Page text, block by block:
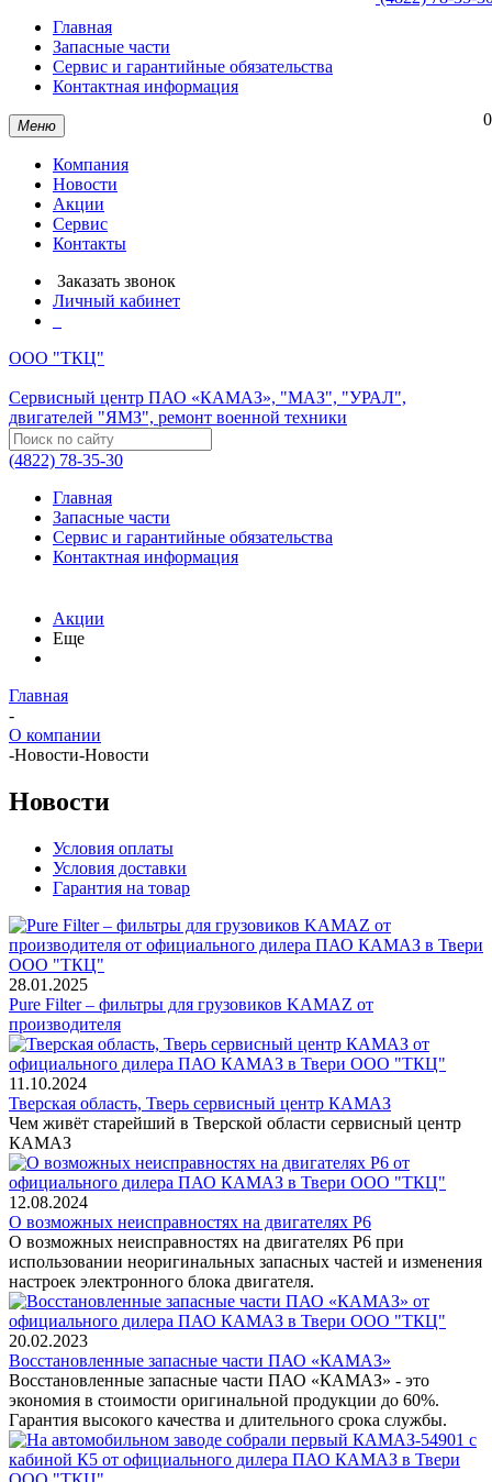
Главная
Запасные части
Сервис и гарантийные обязательства
Контактная информация
Меню
Компания
Новости
Акции
Сервис
Контакты
Заказать звонок
Личный кабинет
ООО "ТКЦ"
Сервисный центр ПАО «КАМАЗ», "МАЗ", "УРАЛ",
двигателей "ЯМЗ", ремонт военной техники
(4822) 78-35-30
0
Главная
Запасные части
Сервис и гарантийные обязательства
Контактная информация
Акции
Еще
Главная
-
О компании
-Новости-Новости
Новости
Условия оплаты
Условия доставки
Гарантия на товар
28.01.2025
Pure Filter – фильтры для грузовиков KAMAZ от
производителя
11.10.2024
Тверская область, Тверь сервисный центр КАМАЗ
Чем живёт старейший в Тверской области сервисный центр
КАМАЗ
12.08.2024
О возможных неисправностях на двигателях Р6
О возможных неисправностях на двигателях Р6 при
использовании неоригинальных запасных частей и изменения
настроек электронного блока двигателя.
20.02.2023
Восстановленные запасные части ПАО «КАМАЗ»
Восстановленные запасные части ПАО «КАМАЗ» - это
экономия в стоимости оригинальной продукции до 60%.
Гарантия высокого качества и длительного срока службы.